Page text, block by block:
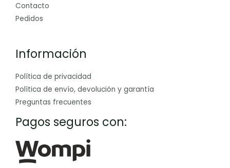
Contacto
Pedidos
Información
Política de privacidad
Política de envío, devolución y garantía
Preguntas frecuentes
Pagos seguros con: